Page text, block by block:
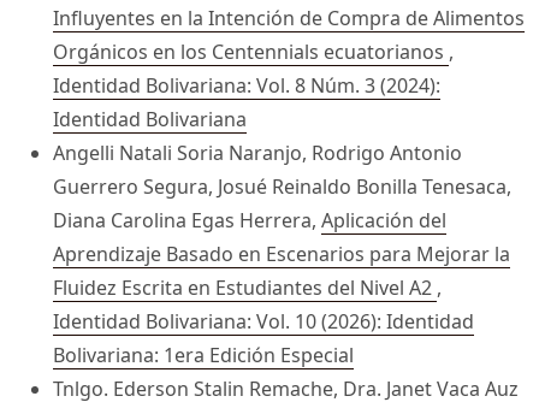
Influyentes en la Intención de Compra de Alimentos
Orgánicos en los Centennials ecuatorianos ,
Identidad Bolivariana: Vol. 8 Núm. 3 (2024):
Identidad Bolivariana
Angelli Natali Soria Naranjo, Rodrigo Antonio
Guerrero Segura, Josué Reinaldo Bonilla Tenesaca,
Diana Carolina Egas Herrera, Aplicación del
Aprendizaje Basado en Escenarios para Mejorar la
Fluidez Escrita en Estudiantes del Nivel A2 ,
Identidad Bolivariana: Vol. 10 (2026): Identidad
Bolivariana: 1era Edición Especial
Tnlgo. Ederson Stalin Remache, Dra. Janet Vaca Auz